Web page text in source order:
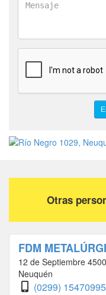
Otras
FDM
12 de Septiembre
Neuquén
(0299)